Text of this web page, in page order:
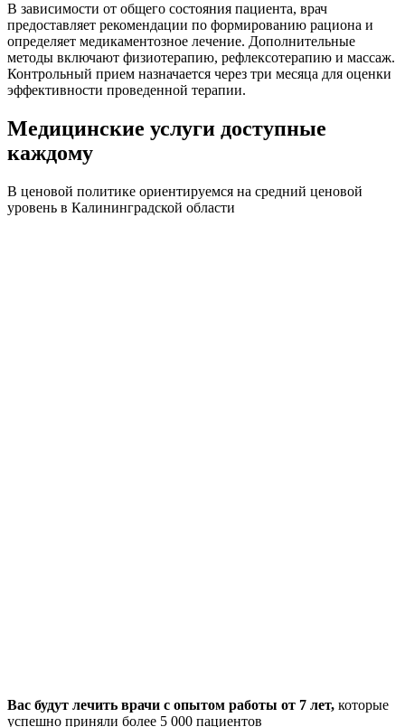
В зависимости от общего состояния пациента, врач
предоставляет рекомендации по формированию рациона и
определяет медикаментозное лечение. Дополнительные
методы включают физиотерапию, рефлексотерапию и массаж.
Контрольный прием назначается через три месяца для оценки
эффективности проведенной терапии.
Медицинские услуги доступные
каждому
В ценовой политике ориентируемся на средний ценовой
уровень в Калининградской области
Вас будут лечить врачи с опытом работы от 7 лет, которые
успешно приняли более 5 000 пациентов